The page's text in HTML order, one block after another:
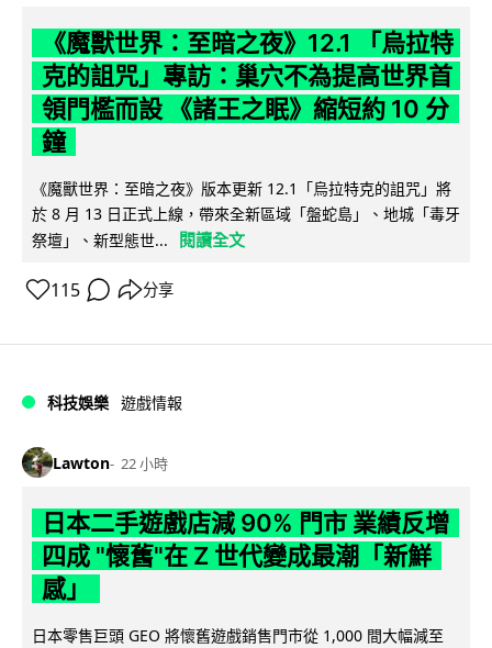
《魔獸世界：至暗之夜》12.1 「烏拉特
克的詛咒」專訪：巢穴不為提高世界首
領門檻而設 《諸王之眠》縮短約 10 分
鐘
《魔獸世界：至暗之夜》版本更新 12.1「烏拉特克的詛咒」將
於 8 月 13 日正式上線，帶來全新區域「盤蛇島」、地城「毒牙
祭壇」、新型態世...
閱讀全文
115 分享
科技娛樂 遊戲情報
Lawton 22 小時
日本二手遊戲店減 90% 門市 業績反增
四成 "懷舊"在 Z 世代變成最潮「新鮮
感」
日本零售巨頭 GEO 將懷舊遊戲銷售門市從 1,000 間大幅減至